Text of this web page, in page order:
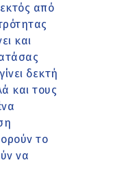
από
και
δεκτή
και τους
το
να